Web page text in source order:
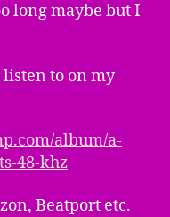
long maybe but I
to on my
album/a-
48-khz
Beatport etc.